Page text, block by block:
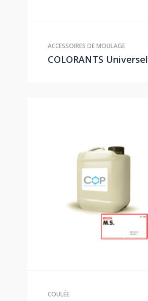
ACCESSOIRES DE MOULAGE
COLORANTS Universel
COULÉE